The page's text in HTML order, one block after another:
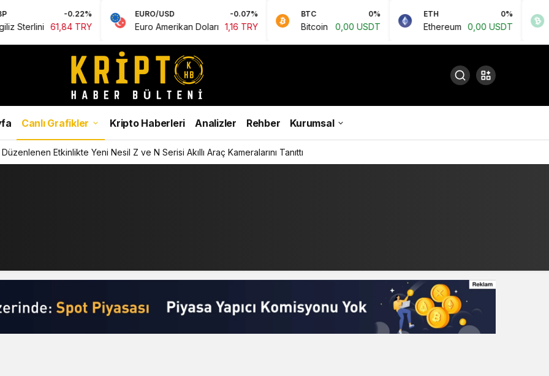
61,84 TRY
EURO/USD
Euro Amerikan Doları 1,16 TRY
BTC
Bitcoin 0,00 USDT
ETH
Ethereum 0,00 USDT
BCH
Canlı Grafikler Kripto Haberleri Analizler Rehber Kurumsal
Etkinlikte Yeni Nesil Z ve N Serisi Akıllı Araç Kameralarını Tanıttı